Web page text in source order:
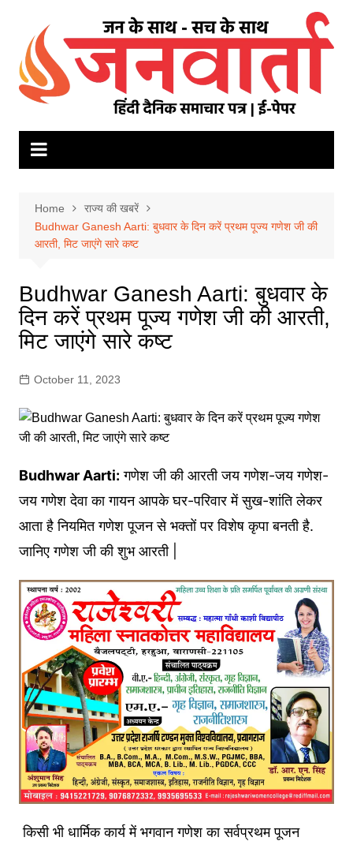
content
Home
राज्य की खबरें
Budhwar Ganesh Aarti: बुधवार के दिन करें प्रथम पूज्य गणेश जी की
आरती, मिट जाएंगे सारे कष्ट
Budhwar Ganesh Aarti: बुधवार के
दिन करें प्रथम पूज्य गणेश जी की आरती,
मिट जाएंगे सारे कष्ट
October 11, 2023
Budhwar Aarti: गणेश जी की आरती जय गणेश-जय गणेश-
जय गणेश देवा का गायन आपके घर-परिवार में सुख-शांति लेकर
आता है नियमित गणेश पूजन से भक्तों पर विशेष कृपा बनती है.
जानिए गणेश जी की शुभ आरती |
किसी भी धार्मिक कार्य में भगवान गणेश का सर्वप्रथम पूजन